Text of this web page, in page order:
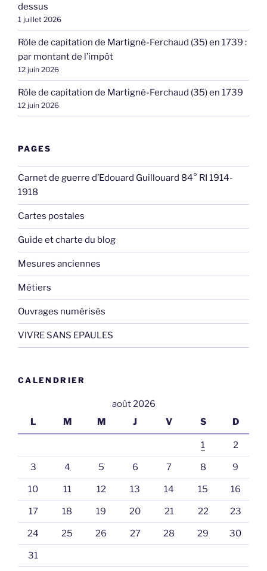
dessus
1 juillet 2026
Rôle de capitation de Martigné-Ferchaud (35) en 1739 :
par montant de l’impôt
12 juin 2026
Rôle de capitation de Martigné-Ferchaud (35) en 1739
12 juin 2026
PAGES
Carnet de guerre d’Edouard Guillouard 84° RI 1914-
1918
Cartes postales
Guide et charte du blog
Mesures anciennes
Métiers
Ouvrages numérisés
VIVRE SANS EPAULES
CALENDRIER
août 2026
L
M M J V S D
1 2
3 4 5 6 7 8 9
10 11 12 13 14 15 16
17 18 19 20 21 22 23
24 25 26 27 28 29 30
31